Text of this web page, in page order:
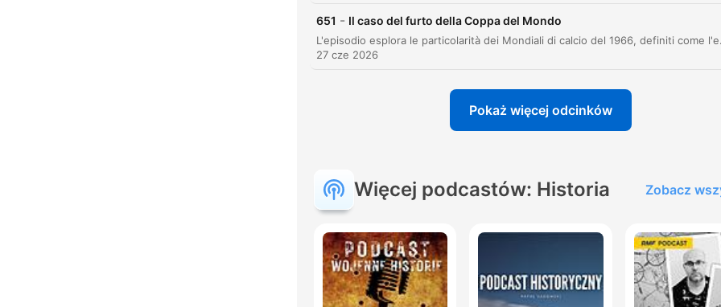
una prussianizzazione degli Stati Uniti, un'iper
militarizzazione per far fronte a una simile sfida.
una militarizzazione estrema.
formando
00:10:20 · Viene riportata una parte del memorandum di
nell'alleanza.
la NATO serve to keep the Americans in, a tenere gli
651 - Il caso del furto della Coppa del Mondo
L'episodio esplora le particolarità dei Mondiali di calcio del
27 cze 2026
Pokaż więcej odcinków
Więcej podcastów: Historia Zobacz